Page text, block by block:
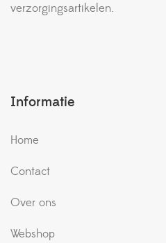
verzorgingsartikelen.
Informatie
Home
Contact
Over ons
Webshop